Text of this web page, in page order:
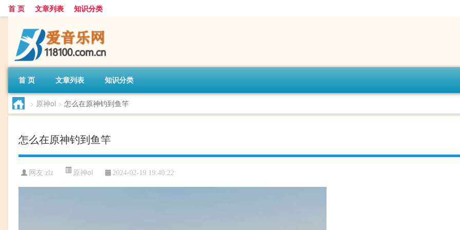
首 页 文章列表 知识分类
首 页 文章列表 知识分类
> 原神ol > 怎么在原神钓到鱼竿
怎么在原神钓到鱼竿
网友:zlz 原神ol 2024-02-19 19:40:22